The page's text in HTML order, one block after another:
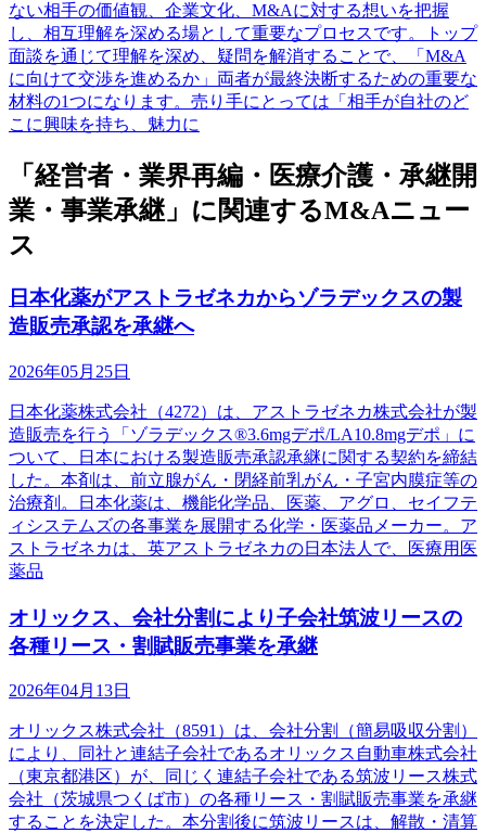
ない相手の価値観、企業文化、M&Aに対する想いを把握
し、相互理解を深める場として重要なプロセスです。トップ
面談を通じて理解を深め、疑問を解消することで、「M&A
に向けて交渉を進めるか」両者が最終決断するための重要な
材料の1つになります。売り手にとっては「相手が自社のど
こに興味を持ち、魅力に
「経営者・業界再編・医療介護・承継開
業・事業承継」に関連するM&Aニュー
ス
日本化薬がアストラゼネカからゾラデックスの製
造販売承認を承継へ
2026年05月25日
日本化薬株式会社（4272）は、アストラゼネカ株式会社が製
造販売を行う「ゾラデックス®3.6mgデポ/LA10.8mgデポ」に
ついて、日本における製造販売承認承継に関する契約を締結
した。本剤は、前立腺がん・閉経前乳がん・子宮内膜症等の
治療剤。日本化薬は、機能化学品、医薬、アグロ、セイフテ
ィシステムズの各事業を展開する化学・医薬品メーカー。ア
ストラゼネカは、英アストラゼネカの日本法人で、医療用医
薬品
オリックス、会社分割により子会社筑波リースの
各種リース・割賦販売事業を承継
2026年04月13日
オリックス株式会社（8591）は、会社分割（簡易吸収分割）
により、同社と連結子会社であるオリックス自動車株式会社
（東京都港区）が、同じく連結子会社である筑波リース株式
会社（茨城県つくば市）の各種リース・割賦販売事業を承継
することを決定した。本分割後に筑波リースは、解散・清算